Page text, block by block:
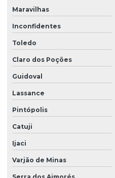
Maravilhas
Inconfidentes
Toledo
Claro dos Poções
Guidoval
Lassance
Pintópolis
Catuji
Ijaci
Varjão de Minas